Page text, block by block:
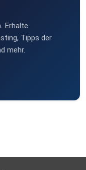
Erhalte
Tipps der
mehr.